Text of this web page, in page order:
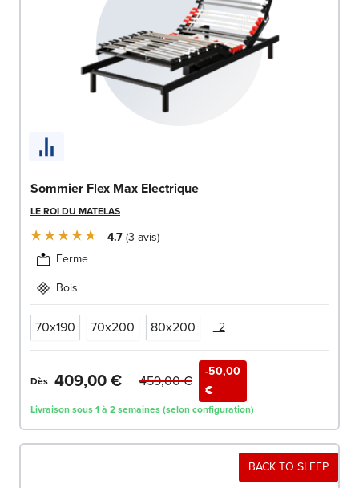
Sommier Flex Max Electrique
LE ROI DU MATELAS
4.7 3 avis
Ferme
Bois
70x190 70x200 80x200 +2
Dès 409,00 €
-50,00
€
459,00 €
Livraison sous 1 à 2 semaines (selon configuration)
BACK TO SLEEP